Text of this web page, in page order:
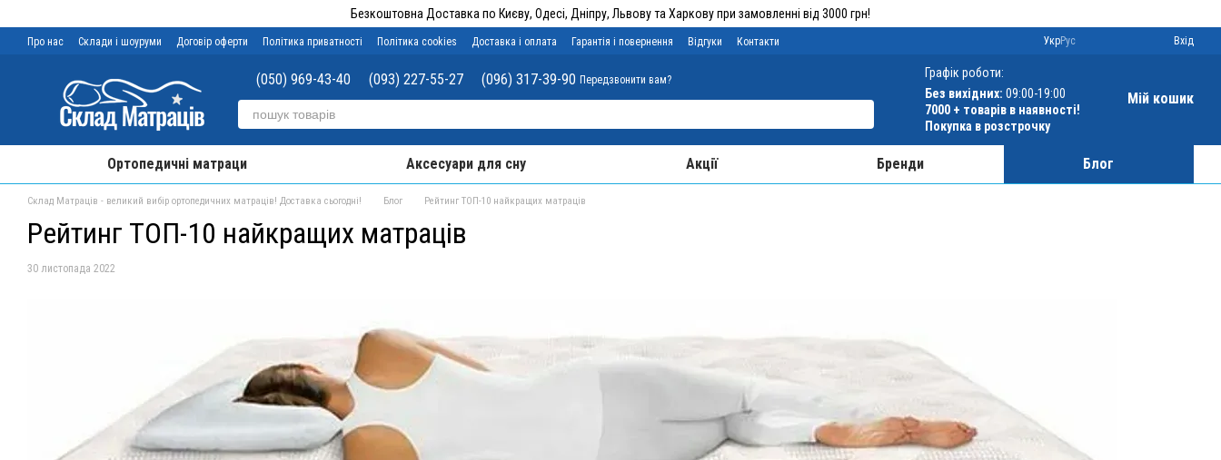
Безкоштовна Доставка по Києву, Одесі, Дніпру, Львову та Харкову при замовленні від 3000 грн!
Про нас Склади і шоуруми Договір оферти Політика приватності Політика cookies Доставка і оплата Гарантія і повернення Відгуки Контакти УкрРус Вхід
(050) 969-43-40 (093) 227-55-27 (096) 317-39-90 Передзвонити вам?
Графік роботи:
Без вихідних: 09:00-19:00
7000 + товарів в наявності!
Покупка в розстрочку
Мій кошик
Ортопедичні матраци Аксесуари для сну Акції Бренди Блог
Склад Матраців - великий вибір ортопедичних матраців! Доставка сьогодні! Блог Рейтинг ТОП-10 найкращих матраців
Рейтинг ТОП-10 найкращих матраців
30 листопада 2022